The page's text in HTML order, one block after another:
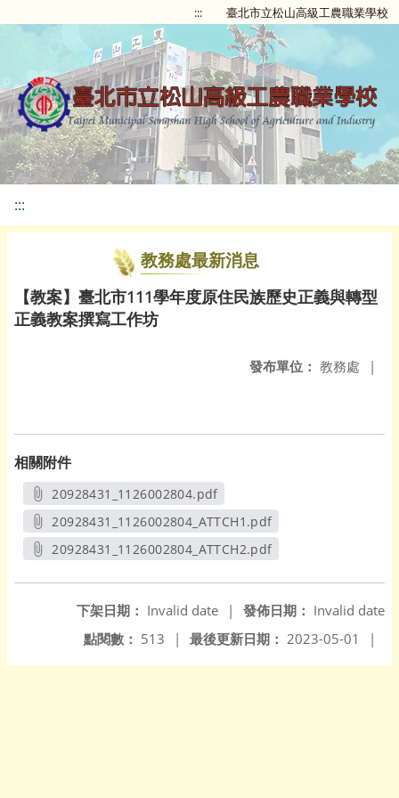
::: 臺北市立松山高級工農職業學校
:::
教務處最新消息
【教案】臺北市111學年度原住民族歷史正義與轉型
正義教案撰寫工作坊
發布單位： 教務處 |
相關附件
20928431_1126002804.pdf
另開新視窗
20928431_1126002804_ATTCH1.pdf
另開新視窗
20928431_1126002804_ATTCH2.pdf
發佈日期： Invalid date
下架日期： Invalid date
|
最後更新日期： 2023-05-01 |
點閱數： 513 |